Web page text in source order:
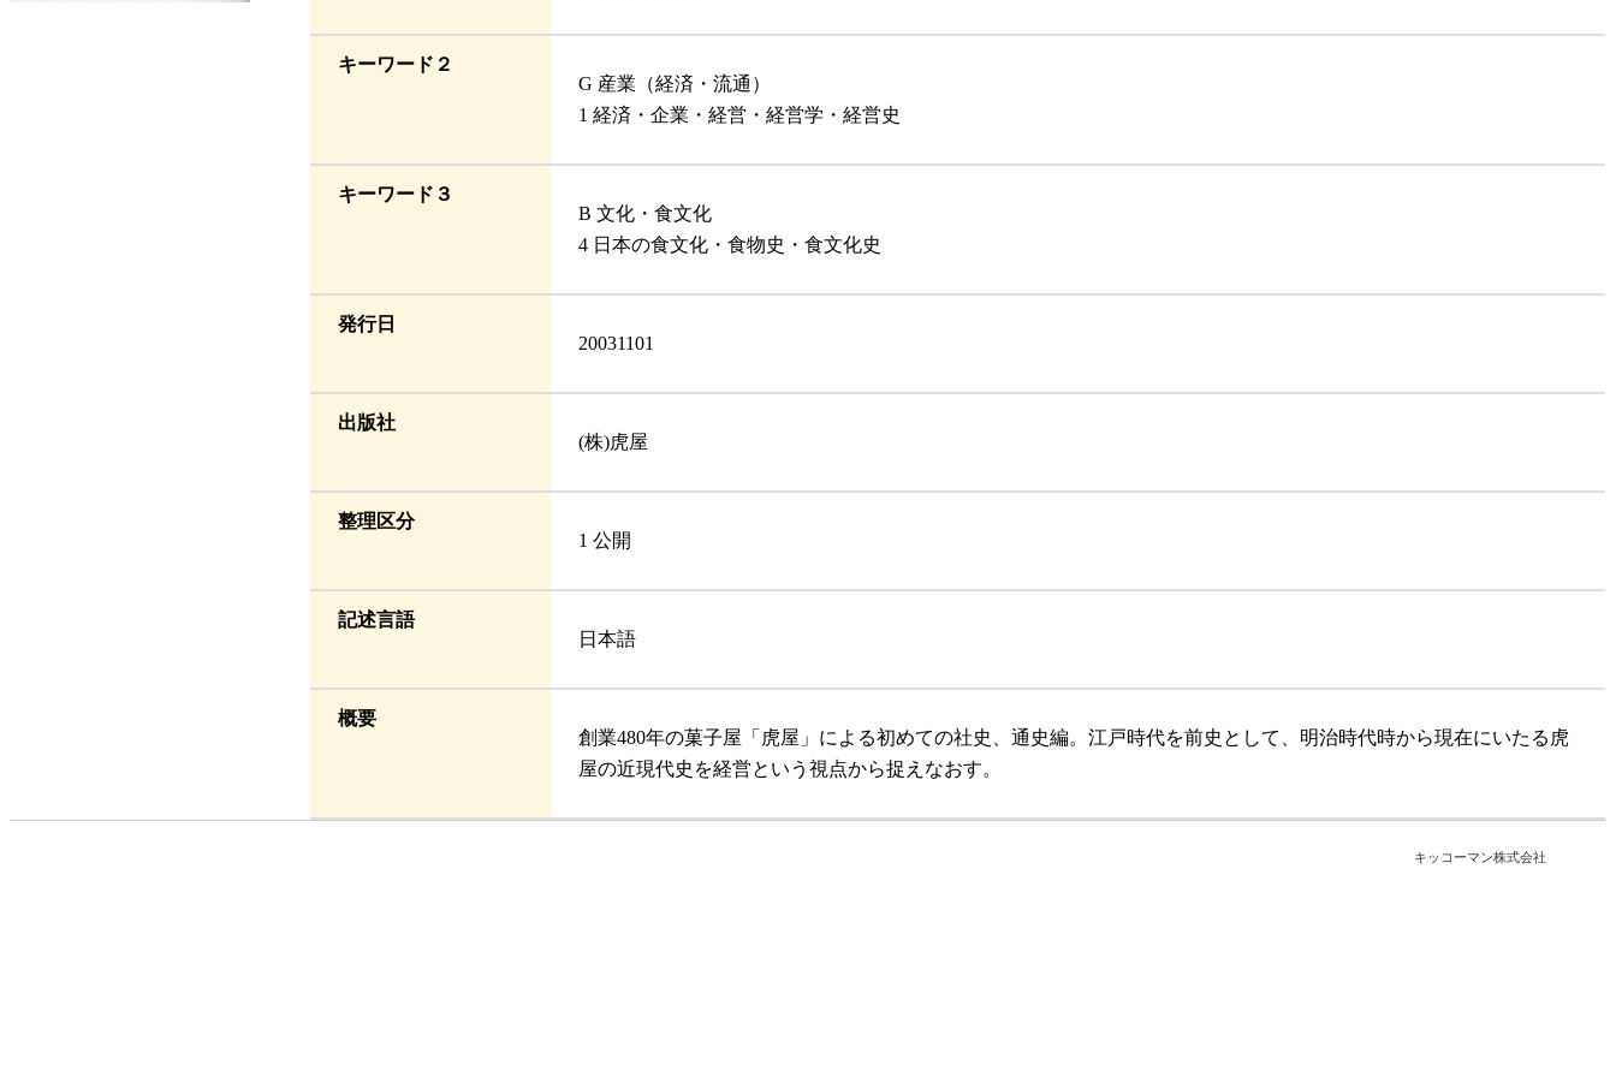
キーワード２
G 産業（経済・流通）
1 経済・企業・経営・経営学・経営史
キーワード３
B 文化・食文化
4 日本の食文化・食物史・食文化史
発行日
20031101
出版社
(株)虎屋
整理区分
1 公開
記述言語
日本語
概要
創業480年の菓子屋「虎屋」による初めての社史、通史編。江戸時代を前史として、明治時代時から現在にいたる虎
屋の近現代史を経営という視点から捉えなおす。
キッコーマン株式会社